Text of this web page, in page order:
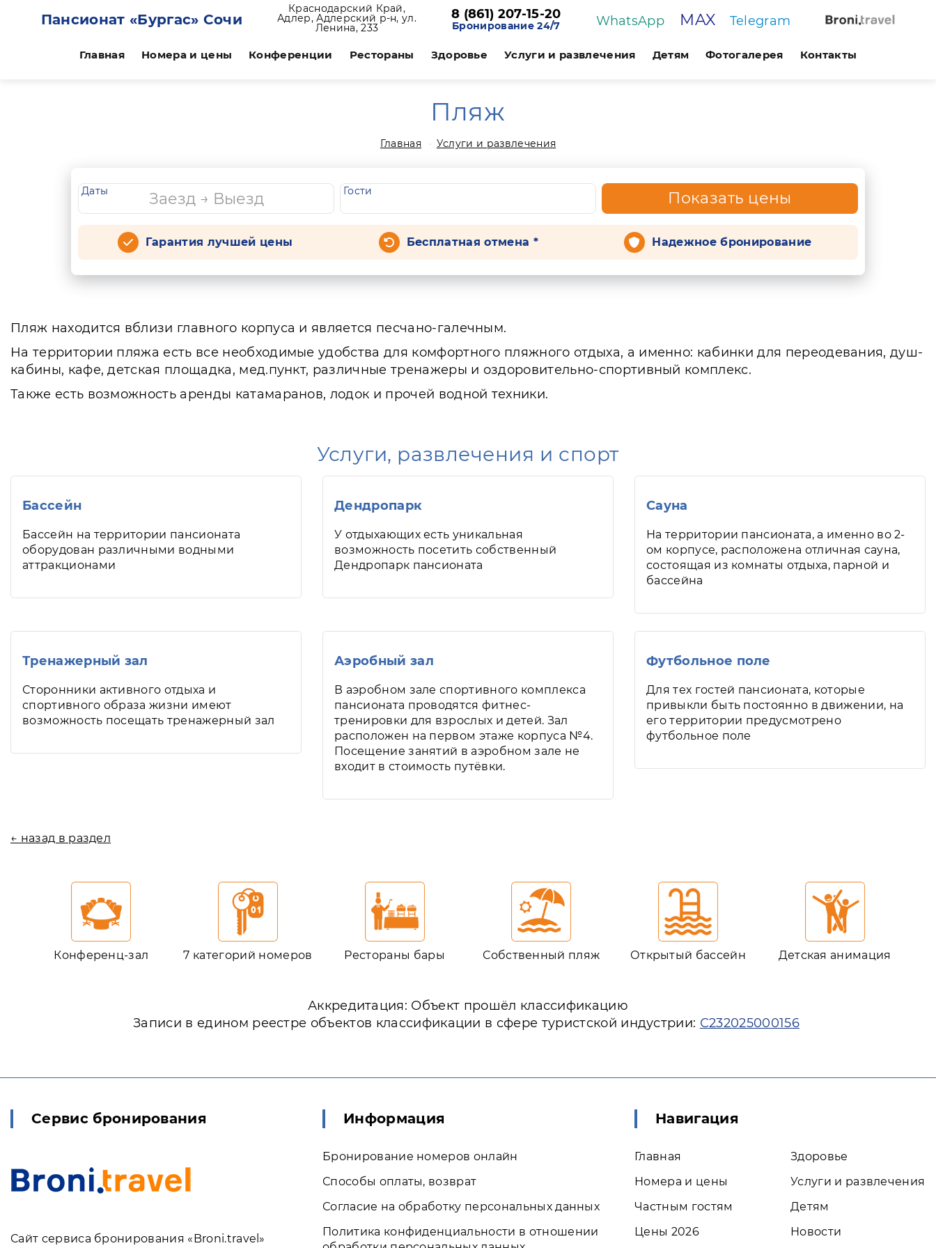
Пансионат «Бургас» Сочи
Краснодарский Край,
Адлер, Адлерский р-н, ул.
Ленина, 233
8 (861) 207-15-20
Бронирование 24/7 WhatsApp MAX Telegram
Главная Номера и цены Конференции Рестораны Здоровье Услуги и развлечения Детям Фотогалерея Контакты
Пляж
Главная Услуги и развлечения
Даты Гости Показать цены
Гарантия лучшей цены Бесплатная отмена * Надежное бронирование
Пляж находится вблизи главного корпуса и является песчано-галечным.
На территории пляжа есть все необходимые удобства для комфортного пляжного отдыха, а именно: кабинки для переодевания, душ-
кабины, кафе, детская площадка, мед.пункт, различные тренажеры и оздоровительно-спортивный комплекс.
Также есть возможность аренды катамаранов, лодок и прочей водной техники.
Услуги, развлечения и спорт
Бассейн
Бассейн на территории пансионата
оборудован различными водными
аттракционами
Дендропарк
У отдыхающих есть уникальная
возможность посетить собственный
Дендропарк пансионата
Сауна
На территории пансионата, а именно во 2-
ом корпусе, расположена отличная сауна,
состоящая из комнаты отдыха, парной и
бассейна
Тренажерный зал
Сторонники активного отдыха и
спортивного образа жизни имеют
возможность посещать тренажерный зал
Аэробный зал
В аэробном зале спортивного комплекса
пансионата проводятся фитнес-
тренировки для взрослых и детей. Зал
расположен на первом этаже корпуса №4.
Посещение занятий в аэробном зале не
входит в стоимость путёвки.
Футбольное поле
Для тех гостей пансионата, которые
привыкли быть постоянно в движении, на
его территории предусмотрено
футбольное поле
← назад в раздел
Конференц-зал 7 категорий номеров Рестораны бары Собственный пляж Открытый бассейн Детская анимация
Аккредитация: Объект прошёл классификацию
Записи в едином реестре объектов классификации в сфере туристской индустрии: С232025000156
Сервис бронирования
Сайт сервиса бронирования «Broni.travel»
Информация
Бронирование номеров онлайн
Способы оплаты, возврат
Согласие на обработку персональных данных
Политика конфиденциальности в отношении
Навигация
Главная
Номера и цены
Частным гостям
Цены 2026
Здоровье
Услуги и развлечения
Детям
Новости